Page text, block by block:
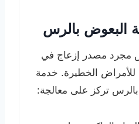
البعوض بالرس
مجرد مصدر إزعاج في
للأمراض الخطيرة. خدمة
تركز على معالجة: